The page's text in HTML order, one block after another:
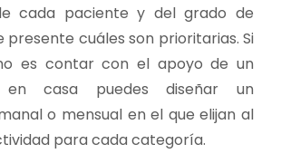
cada paciente y del grado de
presente cuáles son prioritarias. Si
es contar con el apoyo de un
en casa puedes diseñar un
o mensual en el que elijan al
para cada categoría.